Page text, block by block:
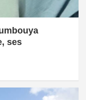
ses